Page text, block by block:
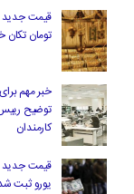
تومان تکان
خبر مهم
توضیح رییس
کارمندان
یورو ثبت